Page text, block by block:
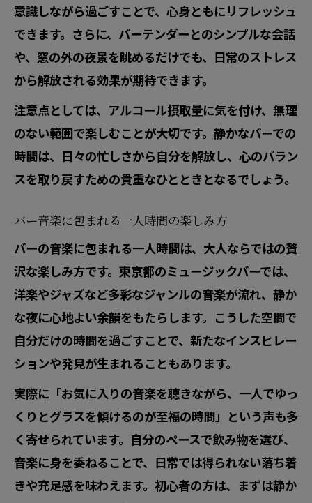
意識しながら過ごすことで、心身ともにリフレッシュ
できます。さらに、バーテンダーとのシンプルな会話
や、窓の外の夜景を眺めるだけでも、日常のストレス
から解放される効果が期待できます。
注意点としては、アルコール摂取量に気を付け、無理
のない範囲で楽しむことが大切です。静かなバーでの
時間は、日々の忙しさから自分を解放し、心のバラン
スを取り戻すための貴重なひとときとなるでしょう。
バー音楽に包まれる一人時間の楽しみ方
バーの音楽に包まれる一人時間は、大人ならではの贅
沢な楽しみ方です。東京都のミュージックバーでは、
洋楽やジャズなど多彩なジャンルの音楽が流れ、静か
な夜に心地よい余韻をもたらします。こうした空間で
自分だけの時間を過ごすことで、新たなインスピレー
ションや発見が生まれることもあります。
実際に「お気に入りの音楽を聴きながら、一人でゆっ
くりとグラスを傾けるのが至福の時間」という声も多
く寄せられています。自分のペースで飲み物を選び、
音楽に身を委ねることで、日常では得られない落ち着
きや充足感を味わえます。初心者の方は、まずは静か